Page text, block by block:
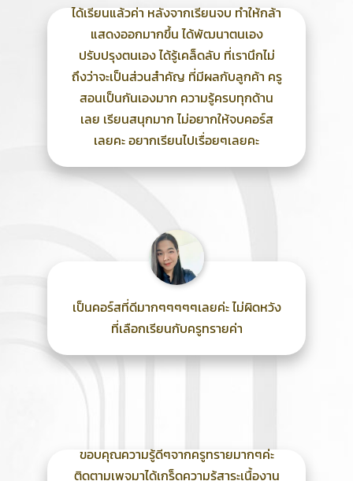
ได้เรียนแล้วค่า หลังจากเรียนจบ ทำให้กล้า
แสดงออกมากขึ้น ได้พัฒนาตนเอง
ปรับปรุงตนเอง ได้รู้เคล็ดลับ ที่เรานึกไม่
ถึงว่าจะเป็นส่วนสำคัญ ที่มีผลกับลูกค้า ครู
สอนเป็นกันเองมาก ความรู้ครบทุกด้าน
เลย เรียนสนุกมาก ไม่อยากให้จบคอร์ส
เลยคะ อยากเรียนไปเรื่อยๆเลยคะ
เป็นคอร์สที่ดีมากๆๆๆๆๆเลยค่ะ ไม่ผิดหวัง
ที่เลือกเรียนกับครูทรายค่า
ขอบคุณความรู้ดีๆจากครูทรายมากๆค่ะ
ติดตามเพจมาได้เกร็ดความรู้สาระเนื้องาน